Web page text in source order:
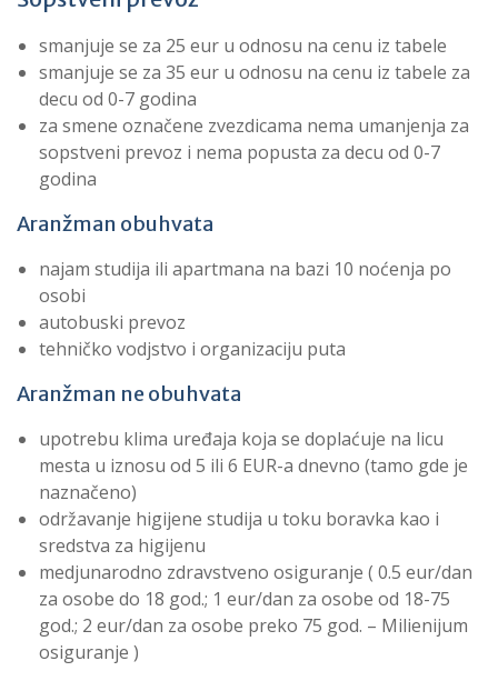
smanjuje se za 25 eur u odnosu na cenu iz tabele
smanjuje se za 35 eur u odnosu na cenu iz tabele za
decu od 0-7 godina
za smene označene zvezdicama nema umanjenja za
sopstveni prevoz i nema popusta za decu od 0-7
godina
Aranžman obuhvata
najam studija ili apartmana na bazi 10 noćenja po
osobi
autobuski prevoz
tehničko vodjstvo i organizaciju puta
Aranžman ne obuhvata
upotrebu klima uređaja koja se doplaćuje na licu
mesta u iznosu od 5 ili 6 EUR-a dnevno (tamo gde je
naznačeno)
održavanje higijene studija u toku boravka kao i
sredstva za higijenu
medjunarodno zdravstveno osiguranje ( 0.5 eur/dan
za osobe do 18 god.; 1 eur/dan za osobe od 18-75
god.; 2 eur/dan za osobe preko 75 god. – Milienijum
osiguranje )